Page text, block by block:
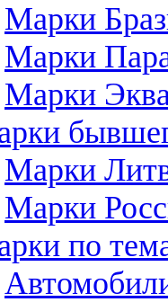
Марки
Марки
Марки
Марки
Марки
по